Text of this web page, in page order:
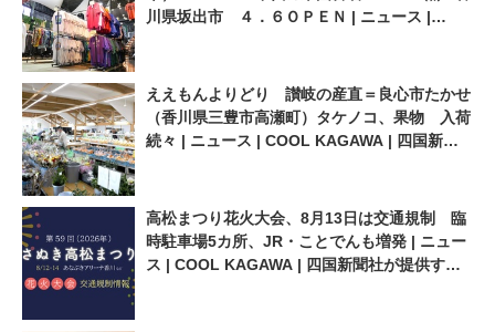
川県坂出市 ４．６ＯＰＥＮ | ニュース |
ええもんよりどり 讃岐の産直＝良心市たかせ
（香川県三豊市高瀬町）タケノコ、果物 入荷
続々 | ニュース | COOL KAGAWA | 四国新聞
高松まつり花火大会、8月13日は交通規制 臨
時駐車場5カ所、JR・ことでんも増発 | ニュー
ス | COOL KAGAWA | 四国新聞社が提供する